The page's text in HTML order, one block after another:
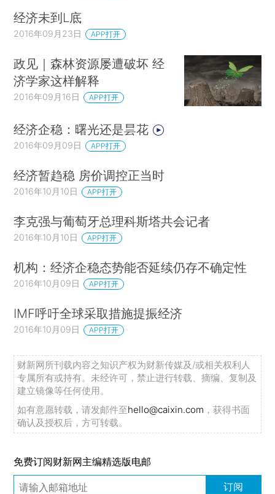
经济未到L底
2016年09月23日 APP打开
政见｜森林资源屡遭破坏 经
济学家这样解释
2016年09月16日 APP打开
经济企稳：曙光还是昙花
2016年09月09日 APP打开
经济暂趋稳 房价调控正当时
2016年10月10日 APP打开
李克强与葡萄牙总理科斯塔共会记者
2016年10月10日 APP打开
机构：经济企稳态势能否延续仍存不确定性
2016年10月09日 APP打开
IMF呼吁全球采取措施提振经济
2016年10月09日 APP打开
财新网所刊载内容之知识产权为财新传媒及/或相关权利人
专属所有或持有。未经许可，禁止进行转载、摘编、复制及
建立镜像等任何使用。
如有意愿转载，请发邮件至hello@caixin.com ，获得书面
确认及授权后，方可转载。
免费订阅财新网主编精选版电邮
订阅